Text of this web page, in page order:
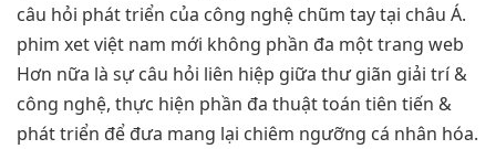
câu hỏi phát triển của công nghệ chũm tay tại châu Á.
phim xet việt nam mới không phần đa một trang web
Hơn nữa là sự câu hỏi liên hiệp giữa thư giãn giải trí &
công nghệ, thực hiện phần đa thuật toán tiên tiến &
phát triển để đưa mang lại chiêm ngưỡng cá nhân hóa.